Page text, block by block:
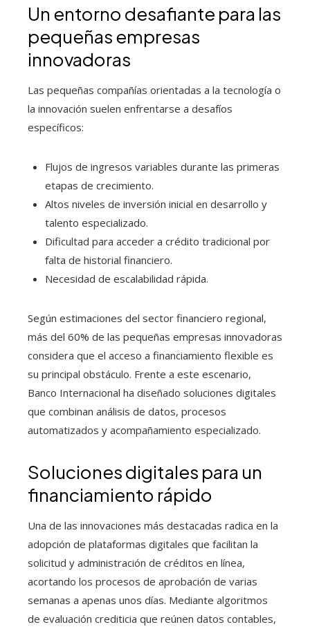
Un entorno desafiante para las
pequeñas empresas
innovadoras
Las pequeñas compañías orientadas a la tecnología o
la innovación suelen enfrentarse a desafíos
específicos:
Flujos de ingresos variables durante las primeras
etapas de crecimiento.
Altos niveles de inversión inicial en desarrollo y
talento especializado.
Dificultad para acceder a crédito tradicional por
falta de historial financiero.
Necesidad de escalabilidad rápida.
Según estimaciones del sector financiero regional,
más del 60% de las pequeñas empresas innovadoras
considera que el acceso a financiamiento flexible es
su principal obstáculo. Frente a este escenario,
Banco Internacional ha diseñado soluciones digitales
que combinan análisis de datos, procesos
automatizados y acompañamiento especializado.
Soluciones digitales para un
financiamiento rápido
Una de las innovaciones más destacadas radica en la
adopción de plataformas digitales que facilitan la
solicitud y administración de créditos en línea,
acortando los procesos de aprobación de varias
semanas a apenas unos días. Mediante algoritmos
de evaluación crediticia que reúnen datos contables,